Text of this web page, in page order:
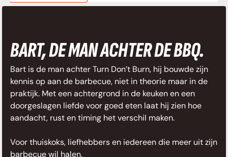
BART, DE MAN ACHTER DE BBQ.
Bart is de man achter Turn Don’t Burn, hij bouwde zijn
kennis op aan de barbecue, niet in theorie maar in de
praktijk. Met een achtergrond in de keuken en een
doorgeslagen liefde voor goed eten laat hij zien hoe
aandacht, rust en timing het verschil maken.
Voor thuiskoks, liefhebbers en iedereen die meer uit zijn
barbecue wil halen.